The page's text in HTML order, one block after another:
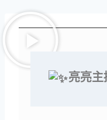
亮亮主